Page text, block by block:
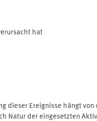
hat
dieser Ereignisse hängt
Natur der eingesetzten